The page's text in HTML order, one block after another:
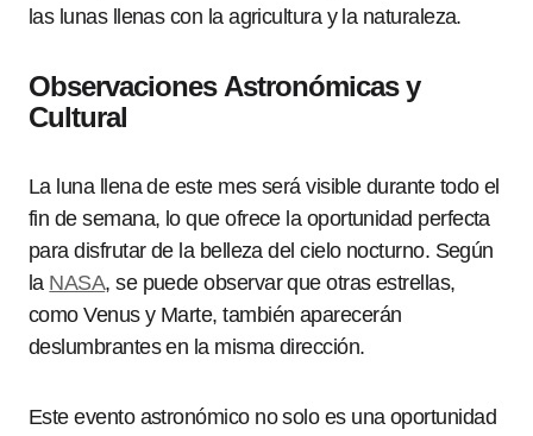
las lunas llenas con la agricultura y la naturaleza.
Observaciones Astronómicas y
Cultural
La luna llena de este mes será visible durante todo el
fin de semana, lo que ofrece la oportunidad perfecta
para disfrutar de la belleza del cielo nocturno. Según
la NASA, se puede observar que otras estrellas,
como Venus y Marte, también aparecerán
deslumbrantes en la misma dirección.
Este evento astronómico no solo es una oportunidad